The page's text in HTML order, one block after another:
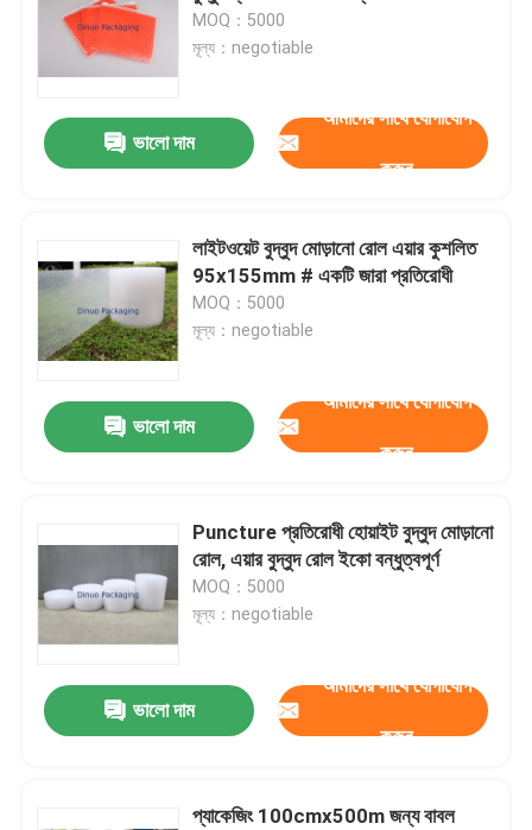
MOQ：5000
মূল্য：negotiable
ভালো দাম
আমাদের সাথে যোগাযোগ
করুন
লাইটওয়েট বুদ্বুদ মোড়ানো রোল এয়ার কুশলিত
95x155mm # একটি জারা প্রতিরোধী
MOQ：5000
মূল্য：negotiable
ভালো দাম
আমাদের সাথে যোগাযোগ
করুন
Puncture প্রতিরোধী হোয়াইট বুদ্বুদ মোড়ানো
রোল, এয়ার বুদ্বুদ রোল ইকো বন্ধুত্বপূর্ণ
MOQ：5000
মূল্য：negotiable
ভালো দাম
আমাদের সাথে যোগাযোগ
করুন
প্যাকেজিং 100cmx500m জন্য বাবল